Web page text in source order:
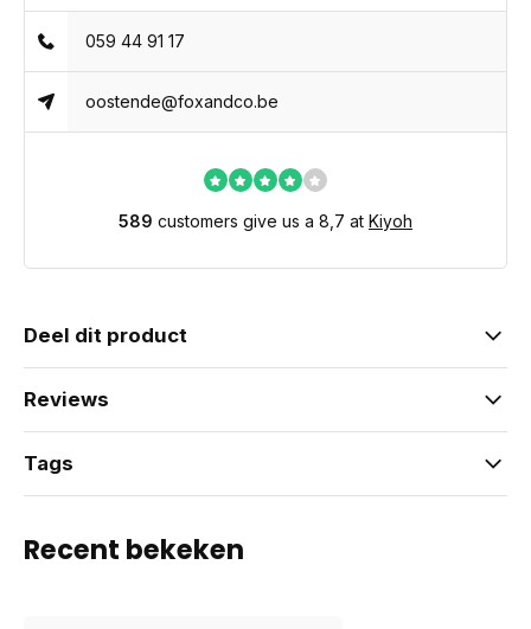
059 44 91 17
oostende@foxandco.be
589 customers give us a 8,7 at Kiyoh
Deel dit product
Reviews
Tags
Recent bekeken